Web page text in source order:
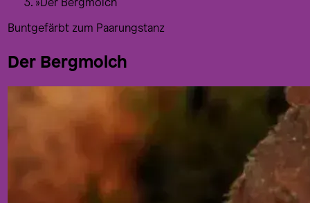
Buntgefärbt zum Paarungstanz
Der Bergmolch